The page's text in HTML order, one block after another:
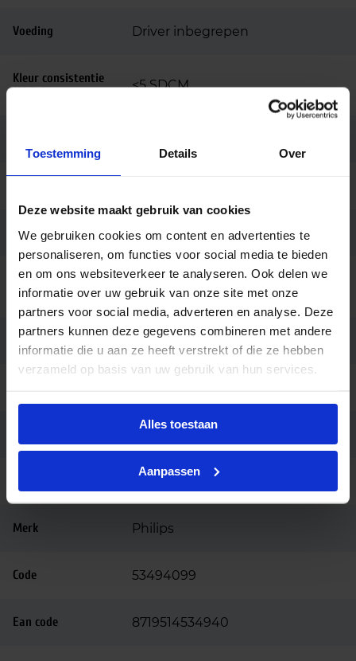
Toestemming Details Over
Deze website maakt gebruik van cookies
We gebruiken cookies om content en advertenties te
personaliseren, om functies voor social media te bieden
en om ons websiteverkeer te analyseren. Ook delen we
informatie over uw gebruik van onze site met onze
partners voor social media, adverteren en analyse. Deze
partners kunnen deze gegevens combineren met andere
informatie die u aan ze heeft verstrekt of die ze hebben
verzameld op basis van uw gebruik van hun services.
Alles toestaan
Aanpassen
Voeding Driver inbegrepen
Kleur consistentie
(SDCM)
<5 SDCM
Hoogte (mm) 32.5
Bedrijfstemperatu
ur
-25 tot +40
Behuizing Gietaluminium
200cm kabel 3-aderig
Merk Philips
Code 53494099
Ean code 8719514534940